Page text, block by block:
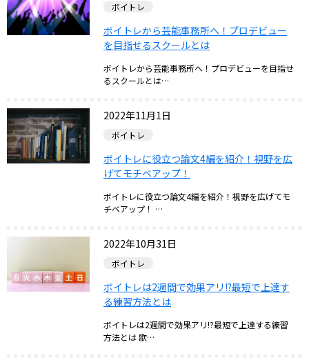
ボイトレ
ボイトレから芸能事務所へ！プロデビュー
を目指せるスクールとは
ボイトレから芸能事務所へ！プロデビューを目指せ
るスクールとは…
2022年11月1日
ボイトレ
ボイトレに役立つ論文4編を紹介！視野を広
げてモチベアップ！
ボイトレに役立つ論文4編を紹介！視野を広げてモ
チベアップ！ …
2022年10月31日
ボイトレ
ボイトレは2週間で効果アリ!?最短で上達す
る練習方法とは
ボイトレは2週間で効果アリ!?最短で上達する練習
方法とは 歌…